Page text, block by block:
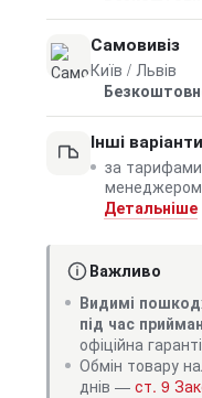
Самовивіз
Київ / Львів
Інші
за тарифами
менеджером
Детальніше
Важливо
Видимі
під час
офіційна
Обмін товару
днів — ст. 9